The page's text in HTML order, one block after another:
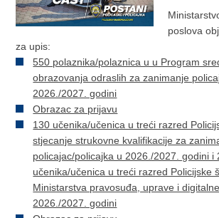
poslova
za upis:
550 polaznika/polaznica u u Program
obrazovanja odraslih za zanimanje
2026./2027. godini
Obrazac za prijavu
130 učenika/učenica u treći razred
stjecanje strukovne kvalifikacije za
policajac/policajka u 2026./2027. godini i
učenika/učenica u treći razred Policijske
Ministarstva pravosuđa, uprave i
2026./2027. godini